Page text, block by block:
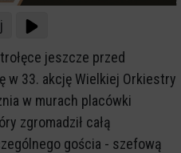
jeszcze przed
w 33. akcję Wielkiej Orkiestry
w murach placówki
zgromadził całą
gościa - szefową